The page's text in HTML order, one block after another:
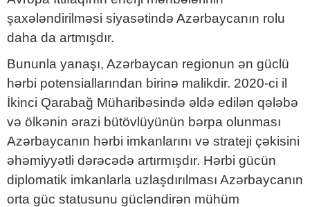
şaxələndirilməsi siyasətində Azərbaycanın rolu
daha da artmışdır.
Bununla yanaşı, Azərbaycan regionun ən güclü
hərbi potensiallarından birinə malikdir. 2020-ci il
İkinci Qarabağ Müharibəsində əldə edilən qələbə
və ölkənin ərazi bütövlüyünün bərpa olunması
Azərbaycanın hərbi imkanlarını və strateji çəkisini
əhəmiyyətli dərəcədə artırmışdır. Hərbi gücün
diplomatik imkanlarla uzlaşdırılması Azərbaycanın
orta güc statusunu gücləndirən mühüm